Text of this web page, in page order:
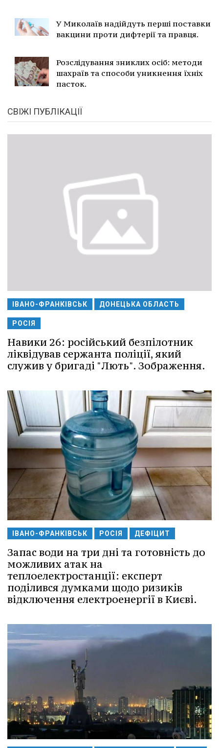
У Миколаїв надійдуть перші поставки
вакцини проти дифтерії та правця.
Розслідування зниклих осіб: методи
шахраїв та способи уникнення їхніх
пасток.
СВІЖІ ПУБЛІКАЦІЇ
ІВАНО-ФРАНКІВСЬК ДОНЕЦЬКА ОБЛАСТЬ
РОСІЯ
Навики 26: російський безпілотник
ліквідував сержанта поліції, який
служив у бригаді "Лють". Зображення.
ІВАНО-ФРАНКІВСЬК РОСІЯ ДЕФІЦИТ
Запас води на три дні та готовність до
можливих атак на
теплоелектростанції: експерт
поділився думками щодо ризиків
відключення електроенергії в Києві.